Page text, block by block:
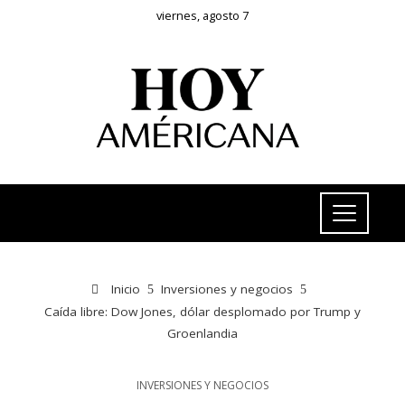
viernes, agosto 7
Inicio
Inversiones y negocios
Caída libre: Dow Jones, dólar desplomado por Trump y
Groenlandia
INVERSIONES Y NEGOCIOS